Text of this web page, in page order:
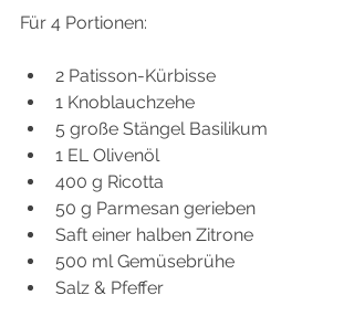
Für 4 Portionen:
2 Patisson-Kürbisse
1 Knoblauchzehe
5 große Stängel Basilikum
1 EL Olivenöl
400 g Ricotta
50 g Parmesan gerieben
Saft einer halben Zitrone
500 ml Gemüsebrühe
Salz & Pfeffer